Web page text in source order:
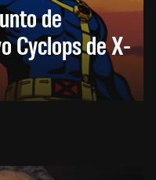
de
Cyclops de X-